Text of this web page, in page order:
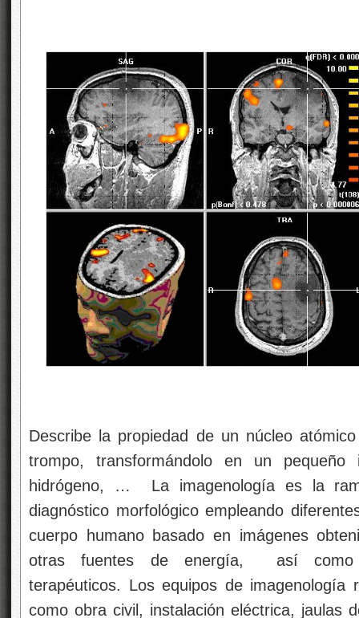
Describe la propiedad de un núcleo
trompo, transformándolo en un
hidrógeno, … La imagenología es la
diagnóstico morfológico empleando
cuerpo humano basado en imágenes
otras fuentes de energía, así como
terapéuticos. Los equipos de imagenología
como obra civil, instalación eléctrica, jaulas